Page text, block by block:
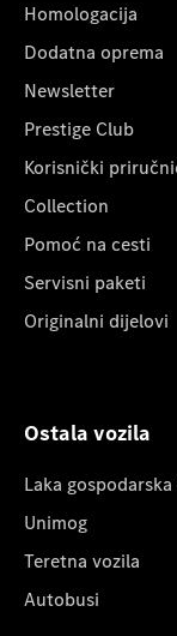
Homologacija
Dodatna oprema
Newsletter
Prestige Club
Korisnički
Collection
Pomoć na cesti
Servisni paketi
Originalni dijelovi
Ostala vozila
Laka
Unimog
Teretna vozila
Autobusi